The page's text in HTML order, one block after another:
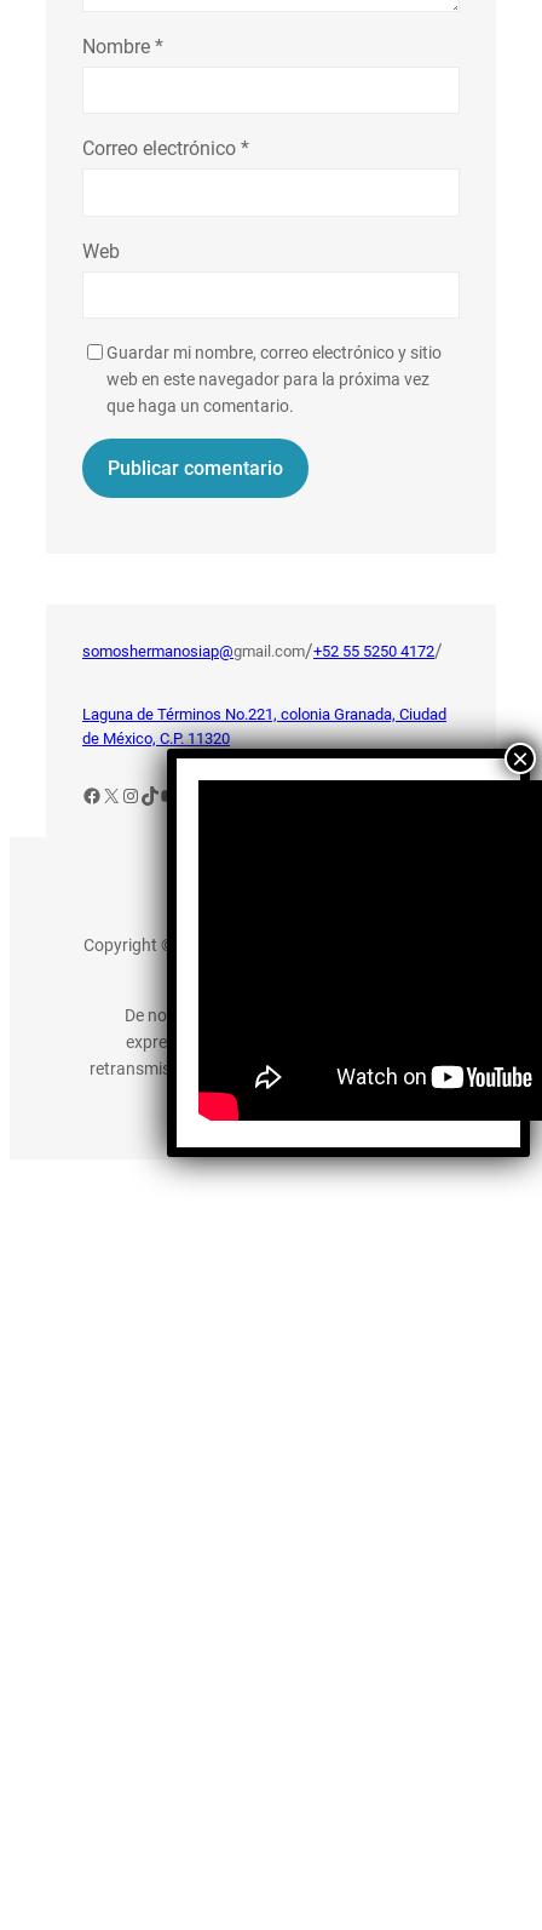
Nombre *
Correo electrónico *
Web
Guardar mi nombre, correo electrónico y sitio
web en este navegador para la próxima vez
que haga un comentario.
somoshermanosiap@gmail.com/+52 55 5250 4172/
Laguna de Términos No.221, colonia Granada, Ciudad
de México, C.P. 11320
Facebook
X Instagram
TikTok
YouTube
Copyright © 2025 somos-hermanos.mx. Todos los
De no existir previa autorización, queda
expresamente prohibida la publicación,
retransmisión, edición y cualquier otro uso de los
contenidos.